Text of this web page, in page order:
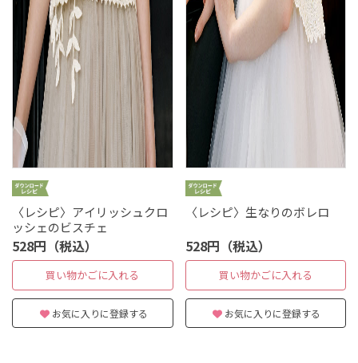
〈レシピ〉アイリッシュクロ
ッシェのビスチェ
528円（税込）
買い物かごに入れる
お気に入りに登録する
〈レシピ〉生なりのボレロ
528円（税込）
買い物かごに入れる
お気に入りに登録する